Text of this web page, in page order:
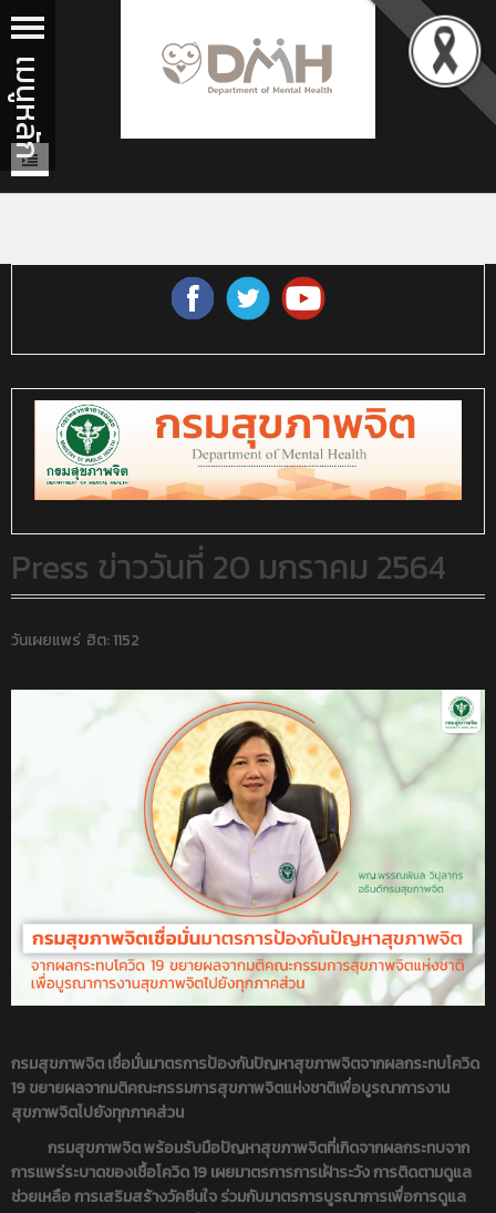
Press ข่าววันที่ 20 มกราคม 2564
วันเผยแพร่ ฮิต: 1152
กรมสุขภาพจิต เชื่อมั่นมาตรการป้องกันปัญหาสุขภาพจิตจากผลกระทบโควิด
19 ขยายผลจากมติคณะกรรมการสุขภาพจิตแห่งชาติเพื่อบูรณาการงาน
สุขภาพจิตไปยังทุกภาคส่วน
กรมสุขภาพจิต พร้อมรับมือปัญหาสุขภาพจิตที่เกิดจากผลกระทบจาก
การแพร่ระบาดของเชื้อโควิด 19 เผยมาตรการการเฝ้าระวัง การติดตามดูแล
ช่วยเหลือ การเสริมสร้างวัคซีนใจ ร่วมกับมาตรการบูรณาการเพื่อการดูแล